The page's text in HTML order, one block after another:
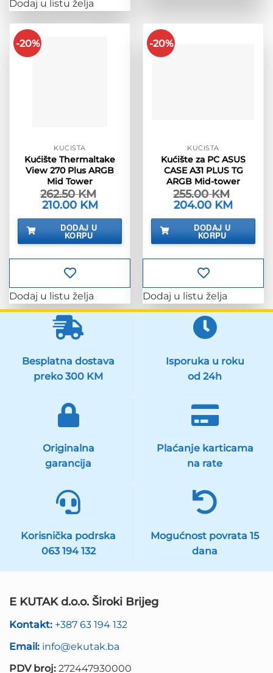
Dodaj u listu želja
-20%
KUĆIŠTA
Kućište Thermaltake
View 270 Plus ARGB
Mid Tower
262.50KM
Izvorna
cijena
bila
262.50 KM.
210.00 KM
je:
DODAJ U
KORPU
Dodaj u listu želja
-20%
KUĆIŠTA
Kućište za PC ASUS
CASE A31 PLUS TG
ARGB Mid-tower
255.00KM
Izvorna
cijena
bila
255.00 KM.
204.00 KM
je:
DODAJ U
KORPU
Dodaj u listu želja
Besplatna dostava
preko 300 KM
Isporuka u roku
od 24h
Originalna
garancija
Plaćanje karticama
na rate
Korisnička podrska
063 194 132
Mogućnost povrata 15
dana
E KUTAK d.o.o. Široki Brijeg
Kontakt: +387 63 194 132
Email: info@ekutak.ba
PDV broj: 272447930000